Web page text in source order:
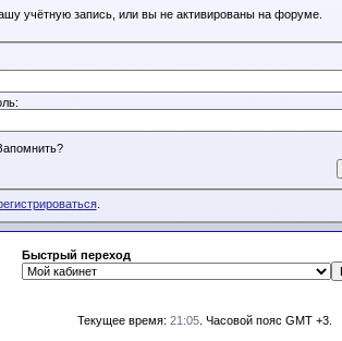
учётную запись, или вы не активированы на форуме.
.
Быстрый переход
Текущее время: 21:05 . Часовой пояс GMT +3.